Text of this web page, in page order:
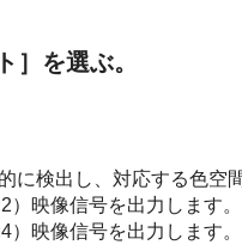
］を選ぶ。
に検出し、対応する色空
）映像信号を出力します。
）映像信号を出力します。